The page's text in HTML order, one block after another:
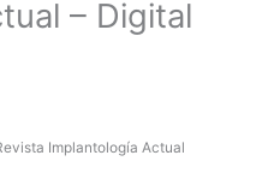
– Digital
Implantología Actual